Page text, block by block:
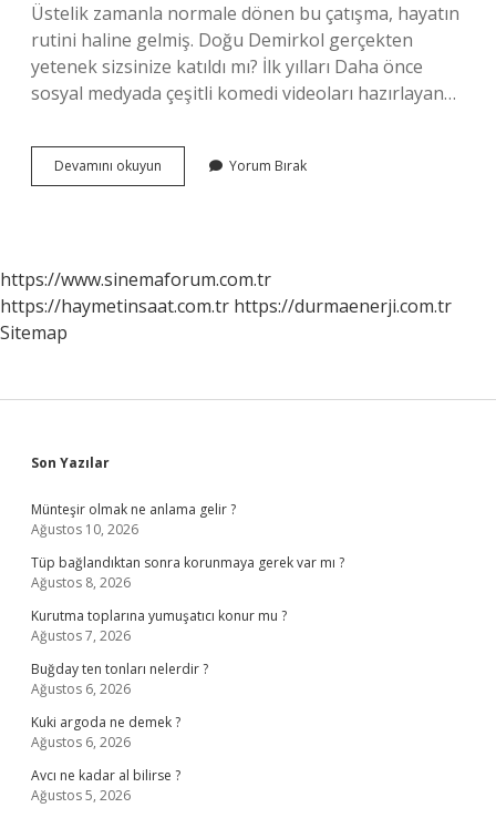
Üstelik zamanla normale dönen bu çatışma, hayatın
rutini haline gelmiş. Doğu Demirkol gerçekten
yetenek sizsinize katıldı mı? İlk yılları Daha önce
sosyal medyada çeşitli komedi videoları hazırlayan…
Devamını okuyun
Demirkol
Yorum Bırak
https://www.sinemaforum.com.tr
https://haymetinsaat.com.tr https://durmaenerji.com.tr
Sitemap
Sidebar
Son Yazılar
Münteşir olmak ne anlama gelir ?
Ağustos 10, 2026
Tüp bağlandıktan sonra korunmaya gerek var mı ?
Ağustos 8, 2026
Kurutma toplarına yumuşatıcı konur mu ?
Ağustos 7, 2026
Buğday ten tonları nelerdir ?
Ağustos 6, 2026
Kuki argoda ne demek ?
Ağustos 6, 2026
Avcı ne kadar al bilirse ?
Ağustos 5, 2026